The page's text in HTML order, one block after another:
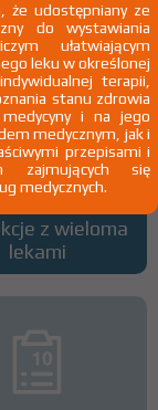
ATC
z wieloma
lekami
że udostępniany ze
do wystawiania
ułatwiającym
leku w określonej
terapii,
stanu zdrowia
i na jego
medycznym, jak i
przepisami i
zajmujących się
medycznych.